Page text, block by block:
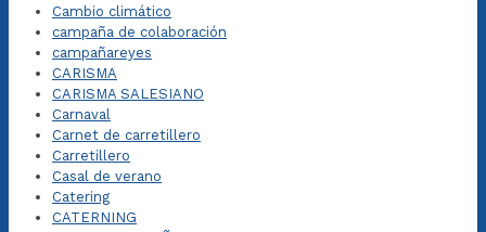
Cambio climático
campaña de colaboración
campañareyes
CARISMA
CARISMA SALESIANO
Carnaval
Carnet de carretillero
Carretillero
Casal de verano
Catering
CATERNING